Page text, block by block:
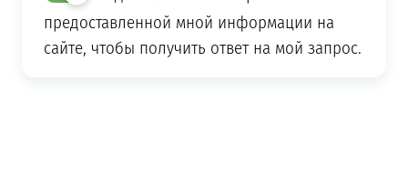
предоставленной мной информации на
сайте, чтобы получить ответ на мой запрос.